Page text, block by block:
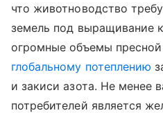
что животноводство
земель под выращивание
огромные объемы
глобальному потеплению
и закиси азота. Не менее
потребителей является